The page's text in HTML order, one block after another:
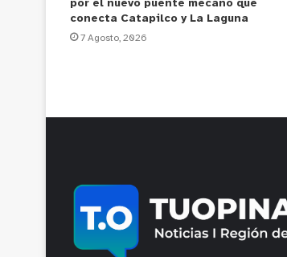
por el nuevo puente mecano que
conecta Catapilco y La Laguna
7 Agosto, 2026